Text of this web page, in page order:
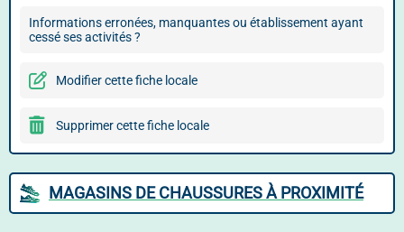
Informations erronées, manquantes ou établissement ayant
cessé ses activités ?
Modifier cette fiche locale
Supprimer cette fiche locale
MAGASINS DE CHAUSSURES À PROXIMITÉ